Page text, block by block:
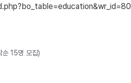
순 15명 모집)